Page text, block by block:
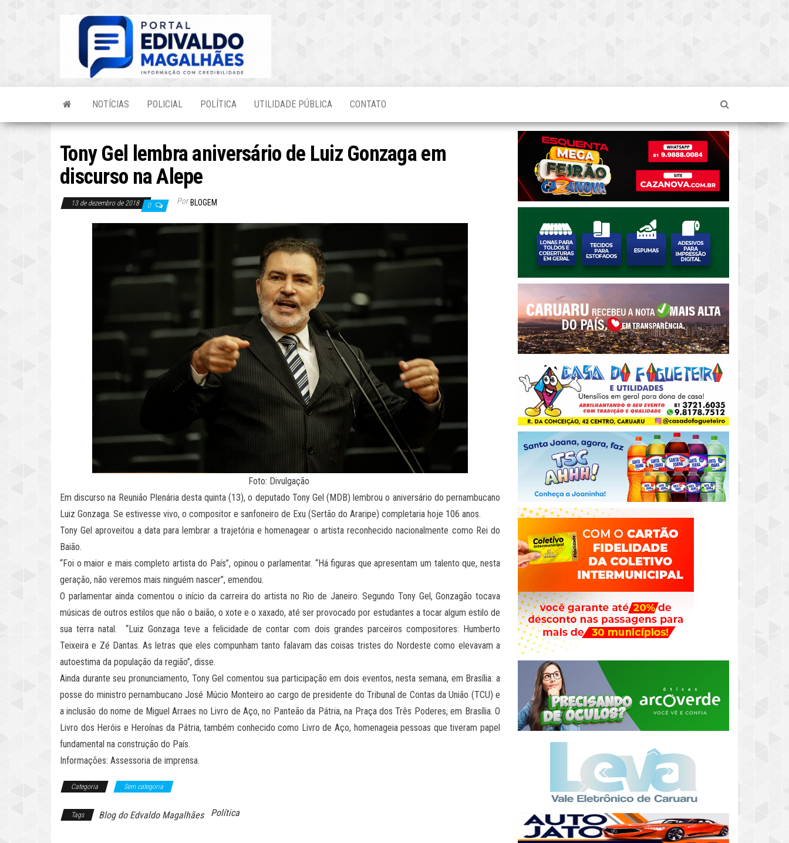
NOTÍCIAS POLICIAL POLÍTICA UTILIDADE PÚBLICA CONTATO
Tony Gel lembra aniversário de Luiz Gonzaga em
discurso na Alepe
13 de dezembro de 2018 0 Por BLOGEM
Foto: Divulgação
Em discurso na Reunião Plenária desta quinta (13), o deputado Tony Gel (MDB) lembrou o aniversário do pernambucano
Luiz Gonzaga. Se estivesse vivo, o compositor e sanfoneiro de Exu (Sertão do Araripe) completaria hoje 106 anos.
Tony Gel aproveitou a data para lembrar a trajetória e homenagear o artista reconhecido nacionalmente como Rei do
Baião.
“Foi o maior e mais completo artista do País”, opinou o parlamentar. “Há figuras que apresentam um talento que, nesta
geração, não veremos mais ninguém nascer”, emendou.
O parlamentar ainda comentou o início da carreira do artista no Rio de Janeiro. Segundo Tony Gel, Gonzagão tocava
músicas de outros estilos que não o baião, o xote e o xaxado, até ser provocado por estudantes a tocar algum estilo de
sua terra natal. “Luiz Gonzaga teve a felicidade de contar com dois grandes parceiros compositores: Humberto
Teixeira e Zé Dantas. As letras que eles compunham tanto falavam das coisas tristes do Nordeste como elevavam a
autoestima da população da região”, disse.
Ainda durante seu pronunciamento, Tony Gel comentou sua participação em dois eventos, nesta semana, em Brasília: a
posse do ministro pernambucano José Múcio Monteiro ao cargo de presidente do Tribunal de Contas da União (TCU) e
a inclusão do nome de Miguel Arraes no Livro de Aço, no Panteão da Pátria, na Praça dos Três Poderes, em Brasília. O
Livro dos Heróis e Heroínas da Pátria, também conhecido como Livro de Aço, homenageia pessoas que tiveram papel
fundamental na construção do País.
Informações: Assessoria de imprensa.
Categoria Sem categoria
Tags Blog do Edvaldo Magalhães Política